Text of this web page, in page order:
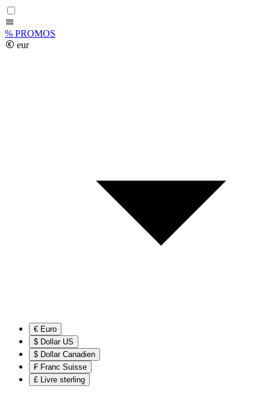
% PROMOS
eur
€ Euro
$ Dollar US
$ Dollar Canadien
₣ Franc Suisse
£ Livre sterling